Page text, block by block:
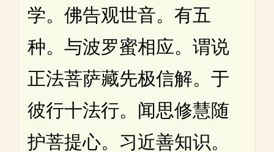
学。佛告观世音。有五
种。与波罗蜜相应。谓说
正法菩萨藏先极信解。于
彼行十法行。闻思修慧随
护菩提心。习近善知识。